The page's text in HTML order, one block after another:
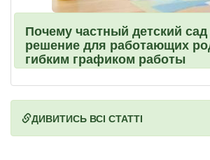
Почему частный детский
решение для работающих
гибким графиком работы
ДИВИТИСЬ ВСІ СТАТТІ